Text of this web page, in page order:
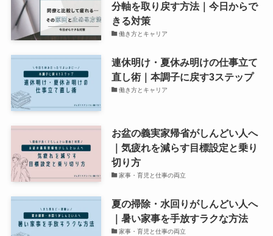
分軸を取り戻す方法｜今日からで
きる対策
働き方とキャリア
連休明け・夏休み明けの仕事立て
直し術｜本調子に戻す3ステップ
働き方とキャリア
お盆の義実家帰省がしんどい人へ
｜気疲れを減らす目標設定と乗り
切り方
家事・育児と仕事の両立
夏の掃除・水回りがしんどい人へ
｜暑い家事を手放すラクな方法
家事・育児と仕事の両立